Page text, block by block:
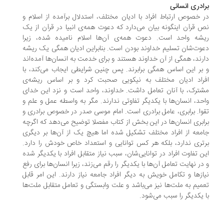
برادری انسانی
در خصوص ارتباط افراد با ادیان مختلف، استدلال برآمده از اسلام و
نص قرآن اینگونه بیان می‌دارد که دعوت همه‌ی انبیا در قرآن از یک
ریشه واحد است. دعوت همه‌ی آن‌ها اسلام نامیده شده، زیرا
دعوت‌شان تسلیم خداوند بودن است. بنابراین ادیان همگی یک ریشه
دارند، همگی از آن خداوند هستند و برای خدمت به انسان‌ها آمده‌اند
و بر این اساس همگی برابرند. پس چنین شرایطی ایجاب می‌کند، با
افراد ادیان مختلف به نیکویی صحبت کرد و بر اساس ریشه‌ی
مشترک، با آنان تعامل داشت. خداوند، واحد است و نزد این خدای
واحد، انسان‌ها با یکدیگر تفاوتی ندارند. مگر به واسطه عمل و علم و
تقوا. برابری، عامل برادری است. امام موسی صدر در خصوص برادری و
برابری انسان‌ها در این بخش از کتاب مفصلا توضیح می‌دهد که اگرچه
جامعه از افراد مختلف تشکیل شده اما هیچ یک از آن‌ها بر دیگری
برتری ندارد، بلکه هر کس توانایی و استعداد خاص خودش را دارد.
این تفاوت افراد در توانایی‌شان، سبب نیاز متقابل افراد با یکدیگر شده
و در نهایت تعامل آن‌ها با یکدیگر را رقم می‌زند، زیرا انسان‌ها برای رفع
نیازها و تکامل خویش به دیگر افراد جامعه نیاز دارند. این امر قابل
تعمیم به ملت‌ها نیز می‌باشد و علت وابستگی و تعامل متقابل ملت‌ها
با یکدیگر را سبب می‌شود.